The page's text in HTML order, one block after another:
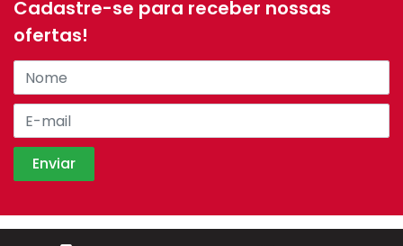
Cadastre-se para receber nossas
ofertas!